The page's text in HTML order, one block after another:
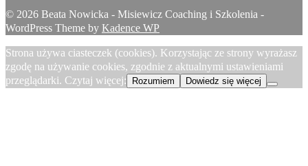
© 2026 Beata Nowicka - Misiewicz Coaching i Szkolenia -
WordPress Theme by Kadence WP
Strona używa ciasteczek (cookies). Korzystając ze strony wyrażasz
zgodę na używanie cookies, zgodnie z aktualnymi ustawieniami
przeglądarki. Czytaj więcej:
Rozumiem Dowiedz się więcej